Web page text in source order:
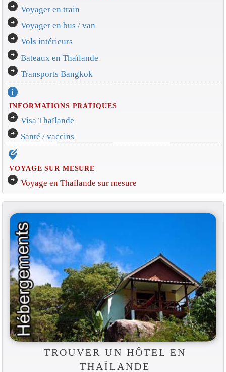
arrow_circle_right Voyager en train
arrow_circle_right Voyager en bus / van
arrow_circle_right Vols intérieurs
arrow_circle_right Bateaux en Thaïlande
arrow_circle_right Transports Bangkok
info
INFORMATIONS PRATIQUES
arrow_circle_right Visa Thaïlande
arrow_circle_right Santé / vaccins
edit_location_alt
VOYAGE SUR MESURE
arrow_circle_right Voyage en Thaïlande sur mesure
TROUVER UN HÔTEL EN
THAÏLANDE